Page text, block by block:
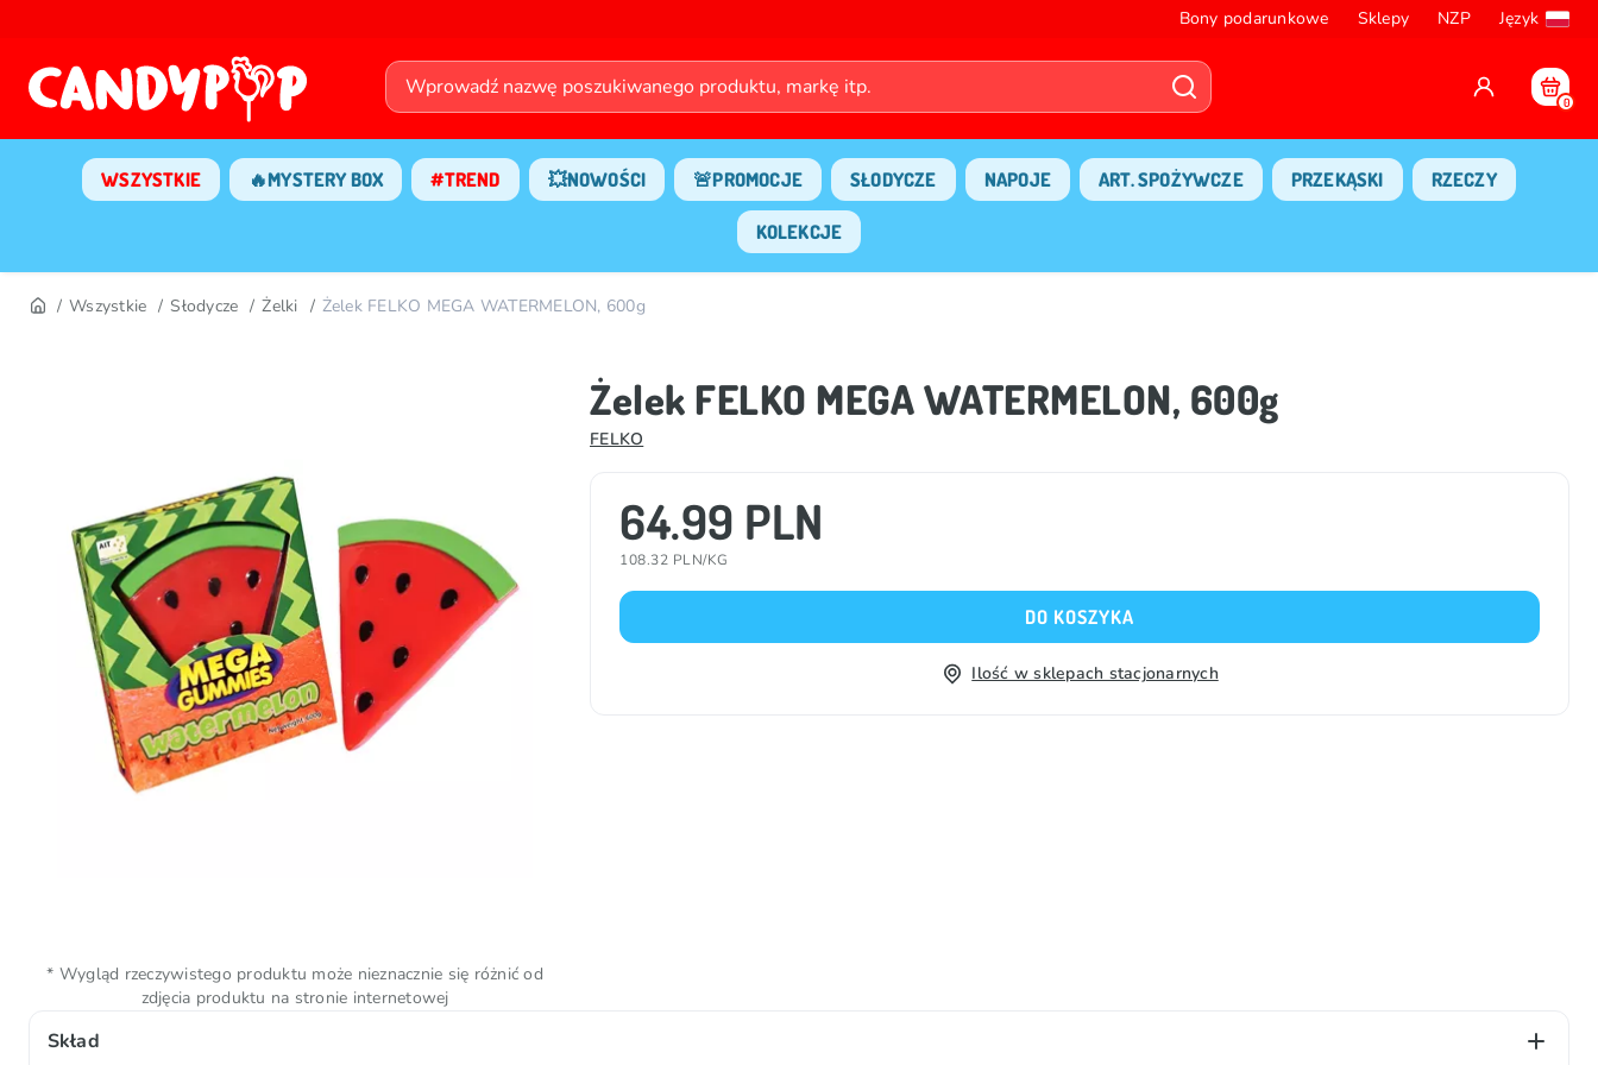
Bony podarunkowe Sklepy NZP Język
0
WSZYSTKIE 🔥MYSTERY BOX #TREND 💥NOWOŚCI 🚨PROMOCJE SŁODYCZE NAPOJE ART. SPOŻYWCZE PRZEKĄSKI RZECZY
KOLEKCJE
Wszystkie Słodycze Żelki Żelek FELKO MEGA WATERMELON, 600g
Żelek FELKO MEGA WATERMELON, 600g
FELKO
64.99 PLN
108.32 PLN/KG
DO KOSZYKA
Ilość w sklepach stacjonarnych
Skład
* Wygląd rzeczywistego produktu może nieznacznie się różnić od
zdjęcia produktu na stronie internetowej